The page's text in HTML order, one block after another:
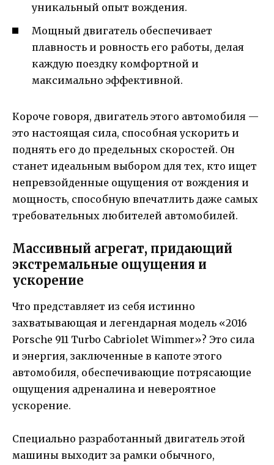
уникальный опыт вождения.
Мощный двигатель обеспечивает
плавность и ровность его работы, делая
каждую поездку комфортной и
максимально эффективной.
Короче говоря, двигатель этого автомобиля —
это настоящая сила, способная ускорить и
поднять его до предельных скоростей. Он
станет идеальным выбором для тех, кто ищет
непревзойденные ощущения от вождения и
мощность, способную впечатлить даже самых
требовательных любителей автомобилей.
Массивный агрегат, придающий
экстремальные ощущения и
ускорение
Что представляет из себя истинно
захватывающая и легендарная модель «2016
Porsche 911 Turbo Cabriolet Wimmer»? Это сила
и энергия, заключенные в капоте этого
автомобиля, обеспечивающие потрясающие
ощущения адреналина и невероятное
ускорение.
Специально разработанный двигатель этой
машины выходит за рамки обычного,